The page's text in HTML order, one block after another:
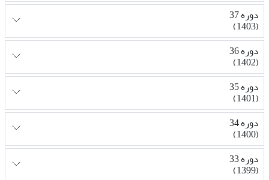
دوره 37
(1403)
دوره 36
(1402)
دوره 35
(1401)
دوره 34
(1400)
دوره 33
(1399)